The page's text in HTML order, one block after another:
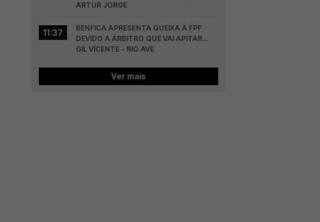
ARTUR JORGE
11:37
BENFICA APRESENTA QUEIXA À FPF
DEVIDO A ÁRBITRO QUE VAI APITAR…
GIL VICENTE - RIO AVE
Ver mais